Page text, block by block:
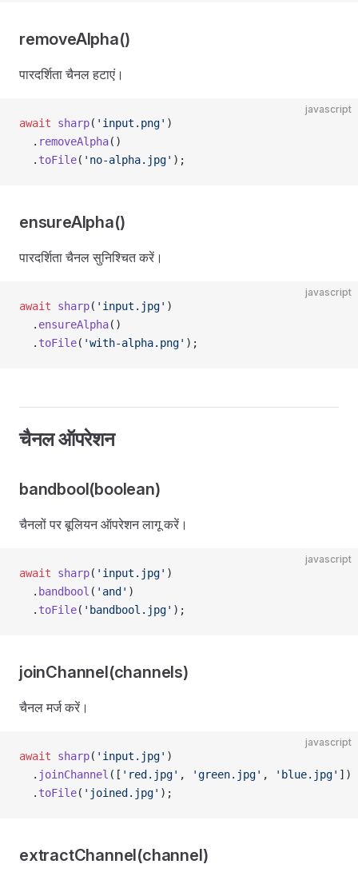
removeAlpha()
पारदर्शिता चैनल हटाएं।
javascript
await sharp( 'input.png' )
  .
removeAlpha()
  .
toFile( 'no-alpha.jpg' );
ensureAlpha()
पारदर्शिता चैनल सुनिश्चित करें।
javascript
await sharp( 'input.jpg' )
  .
ensureAlpha()
  .
toFile( 'with-alpha.png' );
चैनल ऑपरेशन
bandbool(boolean)
चैनलों पर बूलियन ऑपरेशन लागू करें।
javascript
await sharp( 'input.jpg' )
  .
bandbool ( 'and' )
  .
toFile( 'bandbool.jpg' );
joinChannel(channels)
चैनल मर्ज करें।
javascript
await sharp( 'input.jpg' )
  .
joinChannel ([ 'red.jpg' , 'green.jpg' , 'blue.jpg' ])
  .
toFile( 'joined.jpg' );
extractChannel(channel)